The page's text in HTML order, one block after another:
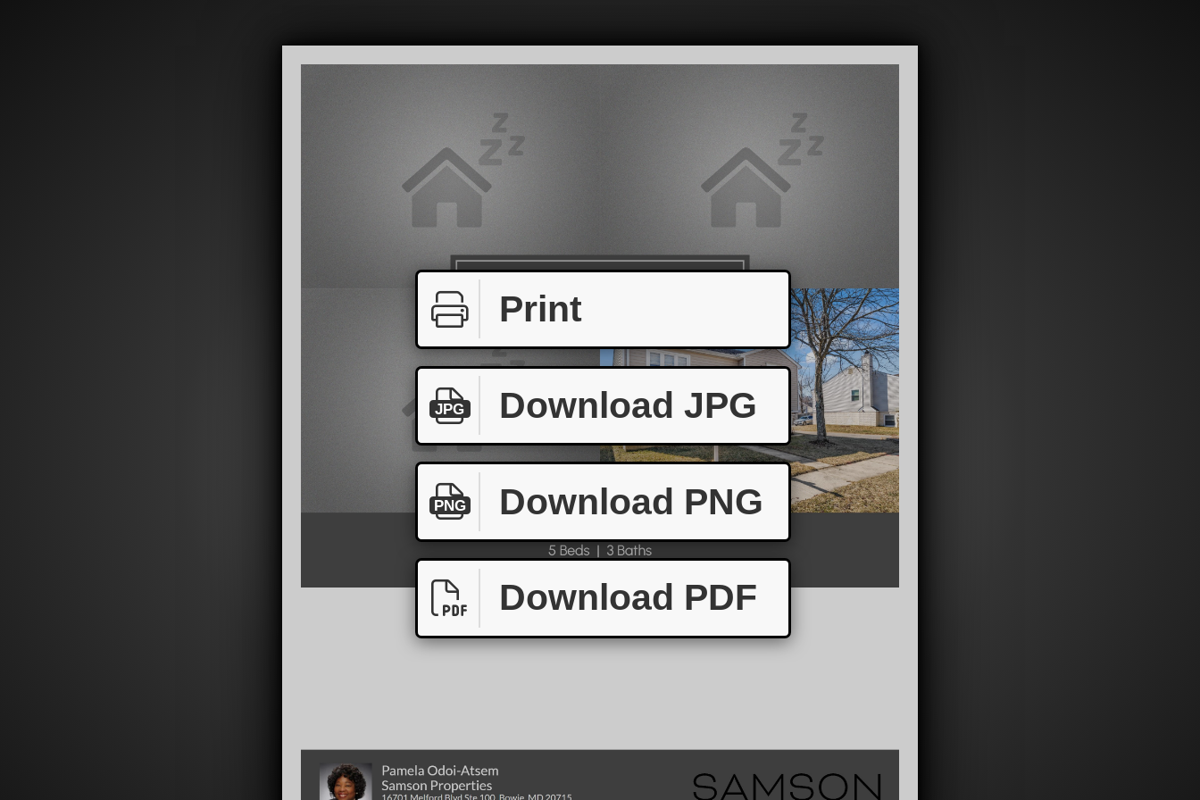
Print
JPG Download JPG
PNG Download PNG
Download PDF